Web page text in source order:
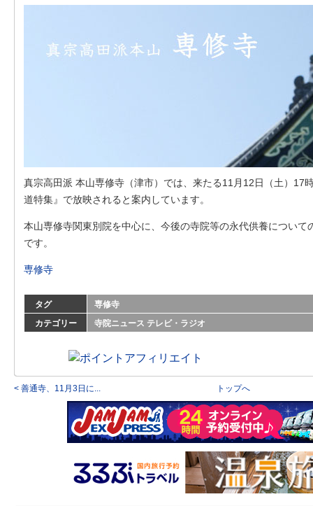
真宗高田派 本山専修寺（津市）では、来たる11月12日（土）17
道特集』で放映されると案内しています。
本山専修寺関東別院を中心に、今後の寺院等の永代供養について
です。
専修寺
タグ
専修寺
カテゴリー
寺院ニュース テレビ・ラジオ
< 善通寺、11月3日に... トップへ